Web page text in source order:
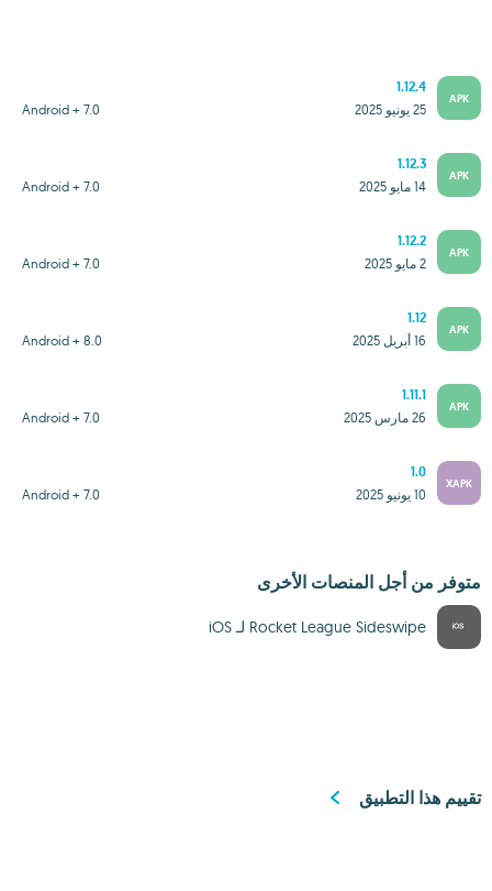
APK
1.12.4
Android + 7.0 25 يونيو 2025
APK
1.12.3
Android + 7.0 14 مايو 2025
APK
1.12.2
Android + 7.0 2 مايو 2025
APK
1.12
Android + 8.0 16 أبريل 2025
APK
1.11.1
Android + 7.0 26 مارس 2025
XAPK
1.0
Android + 7.0 10 يونيو 2025
متوفر من أجل المنصات الأخرى
Rocket League Sideswipe لـ iOS‏
تقييم هذا التطبيق